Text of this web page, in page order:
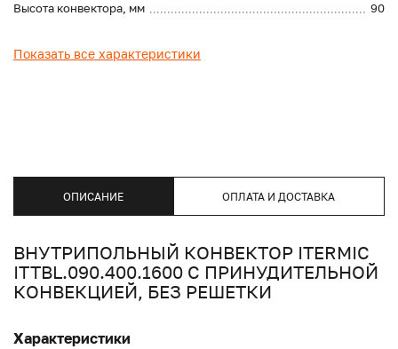
Высота конвектора, мм
90
Показать все характеристики
ОПИСАНИЕ ОПЛАТА И ДОСТАВКА
ВНУТРИПОЛЬНЫЙ КОНВЕКТОР ITERMIC
ITTBL.090.400.1600 С ПРИНУДИТЕЛЬНОЙ
КОНВЕКЦИЕЙ, БЕЗ РЕШЕТКИ
Характеристики